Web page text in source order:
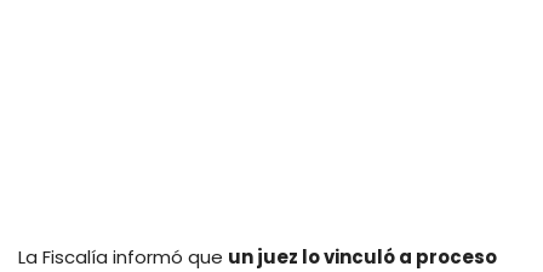
La Fiscalía informó que un juez lo vinculó a proceso